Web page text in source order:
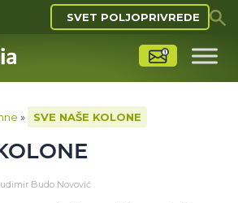
SVET POLJOPRIVREDE
» SVE NAŠE KOLONE
Budo Novović